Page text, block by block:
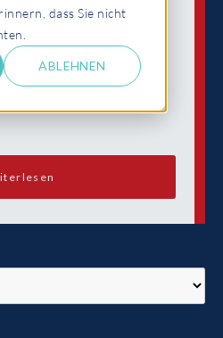
dass Sie nicht
ABLEHNEN
über technische
erfolgreiche PMI
Vereinigung von